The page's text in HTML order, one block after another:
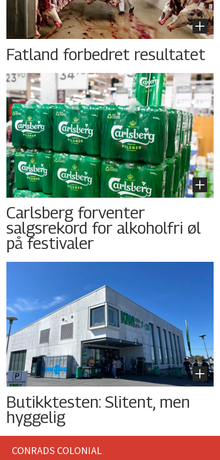
Fatland forbedret resultatet
Carlsberg forventer
salgsrekord for alkoholfri øl
på festivaler
Butikktesten: Slitent, men
hyggelig
CONRADS COLONIAL